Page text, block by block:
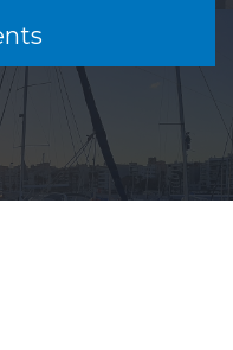
visibilitat del menú